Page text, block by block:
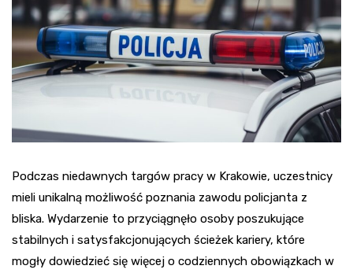
Podczas niedawnych targów pracy w Krakowie, uczestnicy
mieli unikalną możliwość poznania zawodu policjanta z
bliska. Wydarzenie to przyciągnęło osoby poszukujące
stabilnych i satysfakcjonujących ścieżek kariery, które
mogły dowiedzieć się więcej o codziennych obowiązkach w